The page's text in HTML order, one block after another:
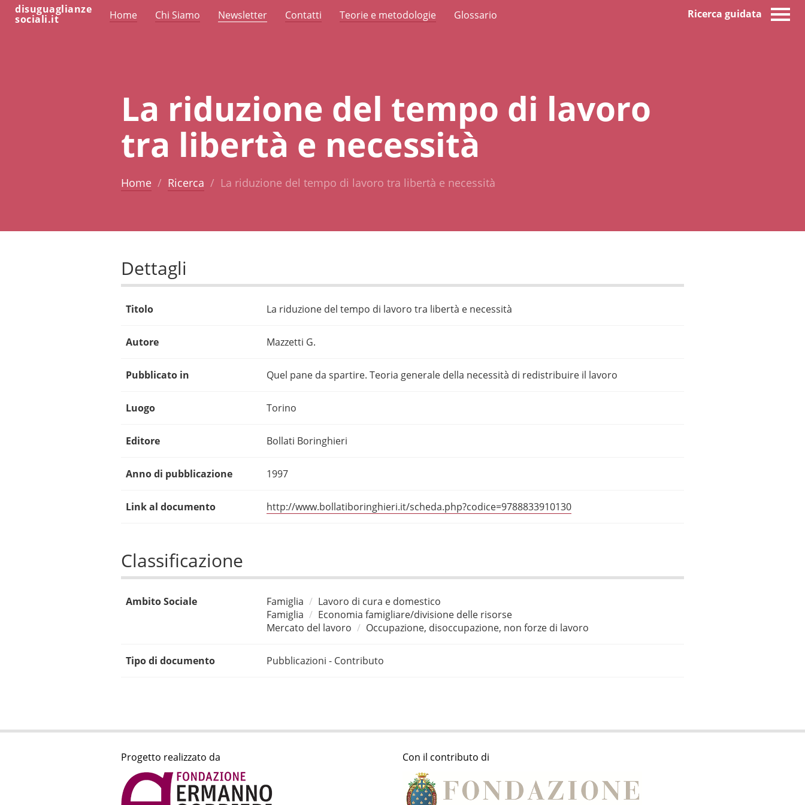
disuguaglianze
sociali.it Home Chi Siamo Newsletter Contatti Teorie e metodologie Glossario Ricerca guidata
La riduzione del tempo di lavoro
tra libertà e necessità
Home Ricerca La riduzione del tempo di lavoro tra libertà e necessità
Dettagli
Titolo La riduzione del tempo di lavoro tra libertà e necessità
Autore Mazzetti G.
Pubblicato in Quel pane da spartire. Teoria generale della necessità di redistribuire il lavoro
Luogo Torino
Editore Bollati Boringhieri
Anno di pubblicazione 1997
Link al documento http://www.bollatiboringhieri.it/scheda.php?codice=9788833910130
Classificazione
Ambito Sociale Famiglia
Lavoro di cura e domestico
Famiglia
Economia famigliare/divisione delle risorse
Mercato del lavoro
Occupazione, disoccupazione, non forze di lavoro
Tipo di documento Pubblicazioni - Contributo
Progetto realizzato da Con il contributo di